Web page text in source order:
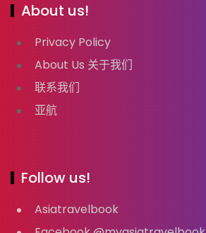
About us!
Privacy Policy
About Us 关于我们
联系我们
亚航
Follow us!
Asiatravelbook